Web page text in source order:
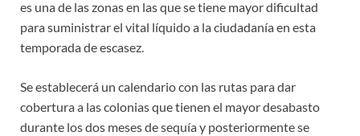
es una de las zonas en las que se tiene mayor dificultad
para suministrar el vital líquido a la ciudadanía en esta
temporada de escasez.
Se establecerá un calendario con las rutas para dar
cobertura a las colonias que tienen el mayor desabasto
durante los dos meses de sequía y posteriormente se